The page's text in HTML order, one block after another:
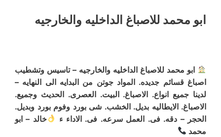
ابو محمد للاصباغ الداخليه والخارجيه
ابو محمد للاصباغ الداخليه والخارجيه – تاسيس وتشطيب
اصباغ قسائم جديده. المواد جوتن من البدايه الى النهايه –
لدينا جميع انواع. الاصباغ. البيت. العصرى. الحديث وجميع.
الاصباغ. الايطاليه بديل. الخشب. شى بورد وفوم بورد وبديل.
الحجر – دقه. فى. العمل سرعه. فى. الاداء ء
خالد – ابو
محمد